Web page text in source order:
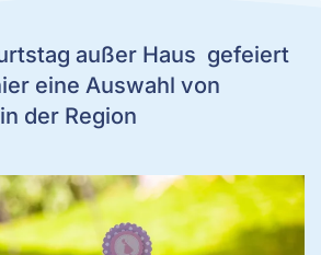
außer Haus gefeiert
eine Auswahl von
der Region